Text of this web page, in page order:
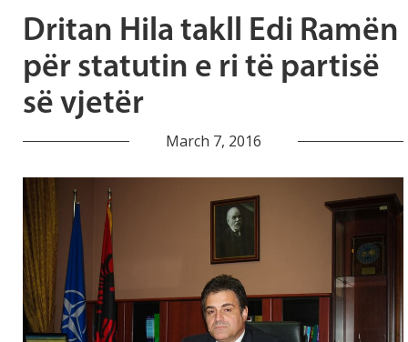
Dritan Hila takll Edi Ramën
për statutin e ri të partisë
së vjetër
March 7, 2016